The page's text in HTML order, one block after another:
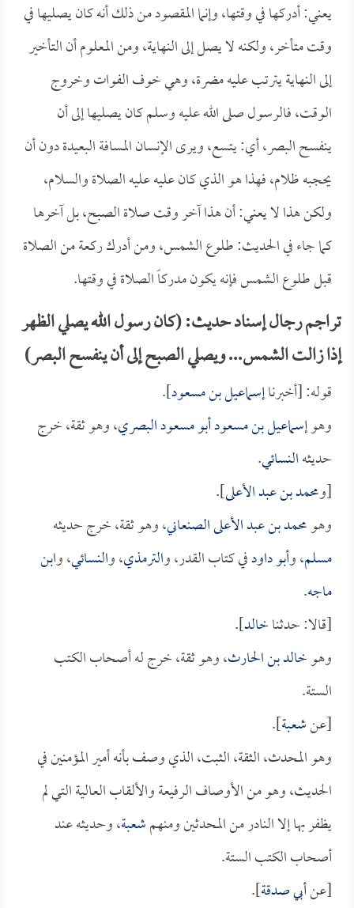
يعني: أدركها في وقتها، وإنما المقصود من ذلك أنه كان يصليها في
وقت متأخر، ولكنه لا يصل إلى النهاية، ومن المعلوم أن التأخير
إلى النهاية يترتب عليه مضرة، وهي خوف الفوات وخروج
الوقت، فالرسول صلى الله عليه وسلم كان يصليها إلى أن
ينفسح البصر، أي: يتسع، ويرى الإنسان المسافة البعيدة دون أن
يحجبه ظلام، فهذا هو الذي كان عليه عليه الصلاة والسلام،
ولكن هذا لا يعني: أن هذا آخر وقت صلاة الصبح، بل آخرها
كما جاء في الحديث: طلوع الشمس، ومن أدرك ركعة من الصلاة
قبل طلوع الشمس فإنه يكون مدركاً الصلاة في وقتها.
تراجم رجال إسناد حديث: (كان رسول الله يصلي الظهر
إذا زالت الشمس... ويصلي الصبح إلى أن ينفسح البصر)
قوله: [أخبرناإسماعيل بن مسعود].
وهوإسماعيل بن مسعود أبو مسعود البصري، وهو ثقة، خرج
حديثهالنسائي.
[ومحمد بن عبد الأعلى].
وهومحمد بن عبد الأعلى الصنعاني، وهو ثقة، خرج حديثه
مسلم، وأبو داودفي كتاب القدر، والترمذي، والنسائي، وابن
ماجه.
[قالا: حدثناخالد].
وهوخالد بن الحارث، وهو ثقة، خرج له أصحاب الكتب
الستة.
[عنشعبة].
وهو المحدث، الثقة، الثبت، الذي وصف بأنه أمير المؤمنين في
الحديث، وهو من الأوصاف الرفيعة والألقاب العالية التي لم
يظفر بها إلا النادر من المحدثين ومنهمشعبة، وحديثه عند
أصحاب الكتب الستة.
[عنأبي صدقة].